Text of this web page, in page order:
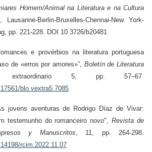
Homem/Animal na Literatura e na Cultura
, Lausanne-Berlin-Bruxelles-Chennai-New York-
pp. 221-228. DOI 10.3726/b20481
e provérbios na literatura portuguesa
de «erros por amores»”, Boletín de Literatura
5, pp. 57–67.
blo.vextra5.7085
jovens aventuras de Rodrigo Díaz de Vivar:
testemunho do romanceiro novo",Revista de
y Manuscritos, 11, pp. 264-298.
rcim.2022.11.07